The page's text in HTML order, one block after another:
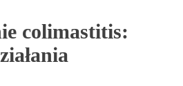
colimastitis: